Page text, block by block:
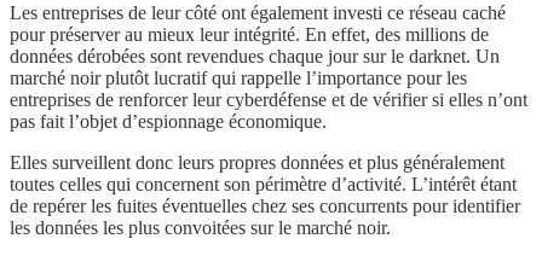
Les entreprises de leur côté ont également investi ce réseau caché
pour préserver au mieux leur intégrité. En effet, des millions de
données dérobées sont revendues chaque jour sur le darknet. Un
marché noir plutôt lucratif qui rappelle l’importance pour les
entreprises de renforcer leur cyberdéfense et de vérifier si elles n’ont
pas fait l’objet d’espionnage économique.
Elles surveillent donc leurs propres données et plus généralement
toutes celles qui concernent son périmètre d’activité. L’intérêt étant
de repérer les fuites éventuelles chez ses concurrents pour identifier
les données les plus convoitées sur le marché noir.